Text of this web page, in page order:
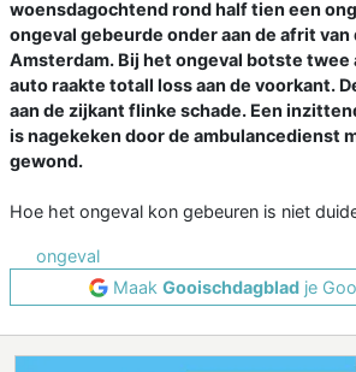
woensdagochtend rond half tien een
ongeval gebeurde onder aan de afrit van
Amsterdam. Bij het ongeval botste twee
auto raakte totall loss aan de voorkant.
aan de zijkant flinke schade. Een
is nagekeken door de ambulancedienst
gewond.
Hoe het ongeval kon gebeuren is niet
ongeval
Maak Gooischdagbladje